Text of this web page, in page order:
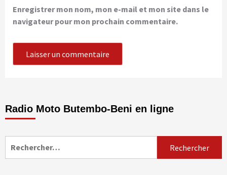
Enregistrer mon nom, mon e-mail et mon site dans le
navigateur pour mon prochain commentaire.
Radio Moto Butembo-Beni en ligne